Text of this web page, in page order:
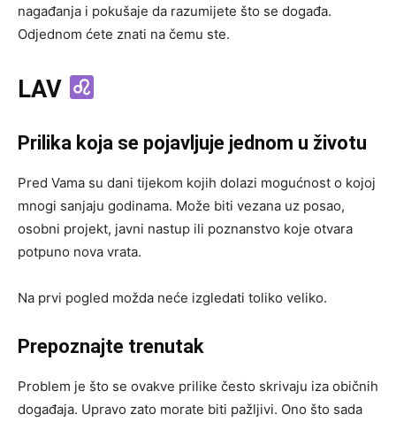
nagađanja i pokušaje da razumijete što se događa.
Odjednom ćete znati na čemu ste.
LAV
Prilika koja se pojavljuje jednom u životu
Pred Vama su dani tijekom kojih dolazi mogućnost o kojoj
mnogi sanjaju godinama. Može biti vezana uz posao,
osobni projekt, javni nastup ili poznanstvo koje otvara
potpuno nova vrata.
Na prvi pogled možda neće izgledati toliko veliko.
Prepoznajte trenutak
Problem je što se ovakve prilike često skrivaju iza običnih
događaja. Upravo zato morate biti pažljivi. Ono što sada